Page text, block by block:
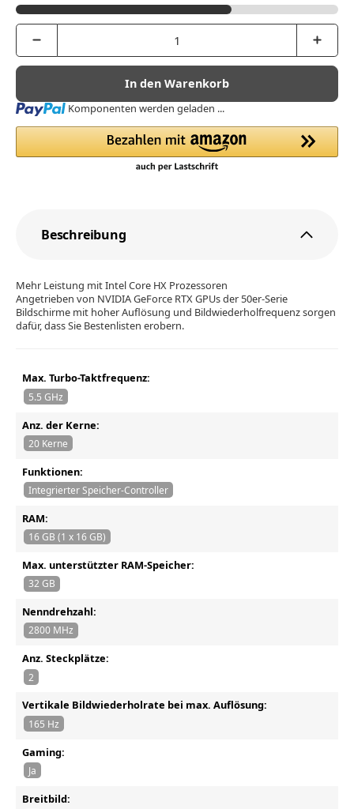
In den Warenkorb
Loading... Komponenten werden geladen ...
Beschreibung
Mehr Leistung mit Intel Core HX Prozessoren
Angetrieben von NVIDIA GeForce RTX GPUs der 50er-Serie
Bildschirme mit hoher Auflösung und Bildwiederholfrequenz sorgen
dafür, dass Sie Bestenlisten erobern.
Max. Turbo-Taktfrequenz:
5.5 GHz
Anz. der Kerne:
20 Kerne
Funktionen:
Integrierter Speicher-Controller
RAM:
16 GB (1 x 16 GB)
Max. unterstützter RAM-Speicher:
32 GB
Nenndrehzahl:
2800 MHz
Anz. Steckplätze:
2
Vertikale Bildwiederholrate bei max. Auflösung:
165 Hz
Gaming:
Ja
Breitbild: